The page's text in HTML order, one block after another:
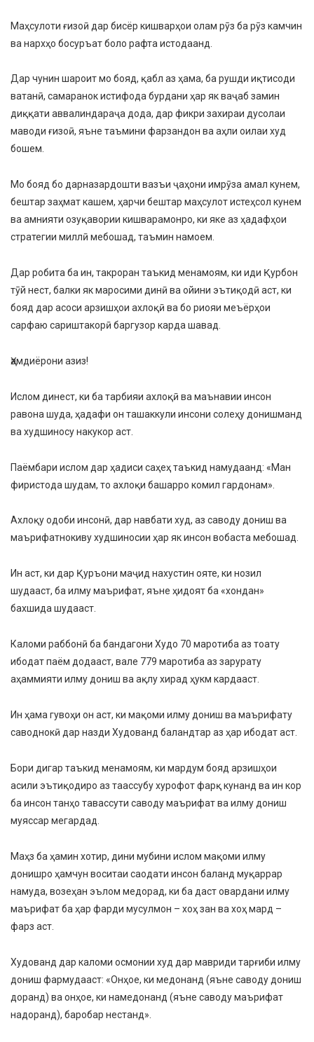
Маҳсулоти ғизоӣ дар бисёр кишварҳои олам рӯз ба рӯз камчин
ва нархҳо босуръат боло рафта истодаанд.
Дар чунин шароит мо бояд, қабл аз ҳама, ба рушди иқтисоди
ватанӣ, самаранок истифода бурдани ҳар як ваҷаб замин
диққати аввалиндараҷа дода, дар фикри захираи дусолаи
маводи ғизоӣ, яъне таъмини фарзандон ва аҳли оилаи худ
бошем.
Мо бояд бо дарназардошти вазъи ҷаҳони имрӯза амал кунем,
бештар заҳмат кашем, ҳарчи бештар маҳсулот истеҳсол кунем
ва амнияти озуқавории кишварамонро, ки яке аз ҳадафҳои
стратегии миллӣ мебошад, таъмин намоем.
Дар робита ба ин, такроран таъкид менамоям, ки иди Қурбон
тӯй нест, балки як маросими динӣ ва ойини эътиқодӣ аст, ки
бояд дар асоси арзишҳои ахлоқӣ ва бо риояи меъёрҳои
сарфаю сариштакорӣ баргузор карда шавад.
Ҳамдиёрони азиз!
Ислом динест, ки ба тарбияи ахлоқӣ ва маънавии инсон
равона шуда, ҳадафи он ташаккули инсони солеҳу донишманд
ва худшиносу накукор аст.
Паёмбари ислом дар ҳадиси саҳеҳ таъкид намудаанд: «Ман
фиристода шудам, то ахлоқи башарро комил гардонам».
Ахлоқу одоби инсонӣ, дар навбати худ, аз саводу дониш ва
маърифатнокиву худшиносии ҳар як инсон вобаста мебошад.
Ин аст, ки дар Қуръони маҷид нахустин ояте, ки нозил
шудааст, ба илму маърифат, яъне ҳидоят ба «хондан»
бахшида шудааст.
Каломи раббонӣ ба бандагони Худо 70 маротиба аз тоату
ибодат паём додааст, вале 779 маротиба аз зарурату
аҳаммияти илму дониш ва ақлу хирад ҳукм кардааст.
Ин ҳама гувоҳи он аст, ки мақоми илму дониш ва маърифату
саводнокӣ дар назди Худованд баландтар аз ҳар ибодат аст.
Бори дигар таъкид менамоям, ки мардум бояд арзишҳои
асили эътиқодиро аз таассубу хурофот фарқ кунанд ва ин кор
ба инсон танҳо тавассути саводу маърифат ва илму дониш
муяссар мегардад.
Маҳз ба ҳамин хотир, дини мубини ислом мақоми илму
донишро ҳамчун воситаи саодати инсон баланд муқаррар
намуда, возеҳан эълом медорад, ки ба даст овардани илму
маърифат ба ҳар фарди мусулмон – хоҳ зан ва хоҳ мард –
фарз аст.
Худованд дар каломи осмонии худ дар мавриди тарғиби илму
дониш фармудааст: «Онҳое, ки медонанд (яъне саводу дониш
доранд) ва онҳое, ки намедонанд (яъне саводу маърифат
надоранд), баробар нестанд».